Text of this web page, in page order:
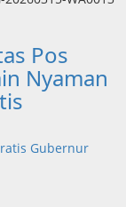
Pos
Nyaman
Gubernur